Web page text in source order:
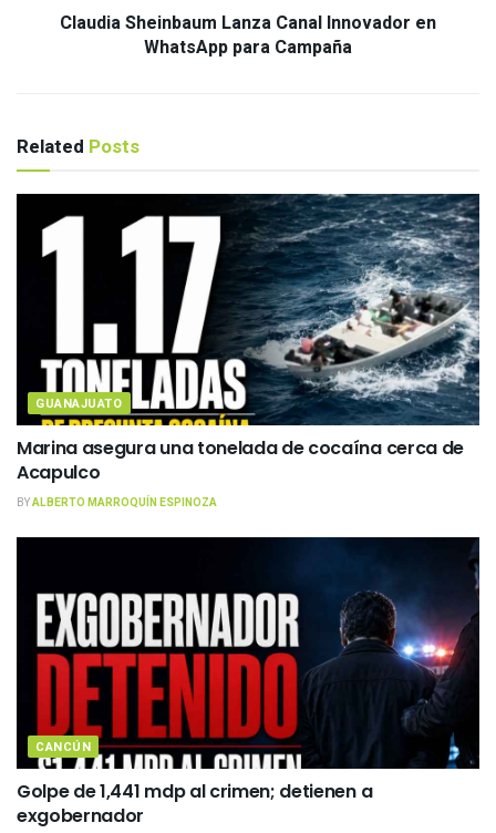
Claudia Sheinbaum Lanza Canal Innovador en
WhatsApp para Campaña
Related Posts
GUANAJUATO
Marina asegura una tonelada de cocaína cerca de
Acapulco
BYALBERTO MARROQUÍN ESPINOZA
CANCÚN
Golpe de 1,441 mdp al crimen; detienen a
exgobernador